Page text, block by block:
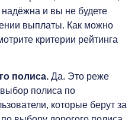
и вы не будете
выплаты. Как можно
критерии рейтинга
полиса. Да. Это реже
выбор полиса по
которые берут за